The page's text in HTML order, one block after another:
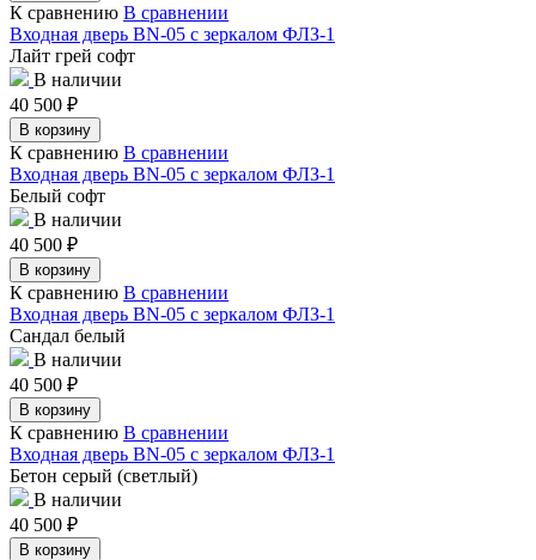
К сравнению В сравнении
Входная дверь BN-05 с зеркалом ФЛЗ-1
Лайт грей софт
В наличии
40 500 ₽
В корзину
К сравнению В сравнении
Входная дверь BN-05 с зеркалом ФЛЗ-1
Белый софт
В наличии
40 500 ₽
В корзину
К сравнению В сравнении
Входная дверь BN-05 с зеркалом ФЛЗ-1
Сандал белый
В наличии
40 500 ₽
В корзину
К сравнению В сравнении
Входная дверь BN-05 с зеркалом ФЛЗ-1
Бетон серый (светлый)
В наличии
40 500 ₽
В корзину